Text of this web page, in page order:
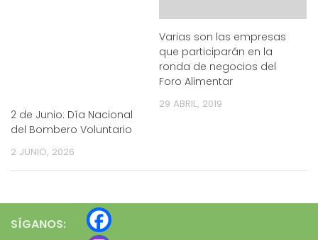
2 de Junio: Día Nacional
del Bombero Voluntario
2 JUNIO, 2026
Varias son las empresas
que participarán en la
ronda de negocios del
Foro Alimentar
29 ABRIL, 2019
SÍGANOS: